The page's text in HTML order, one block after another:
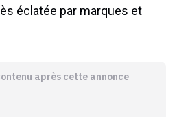
éclatée par marques et
après cette annonce